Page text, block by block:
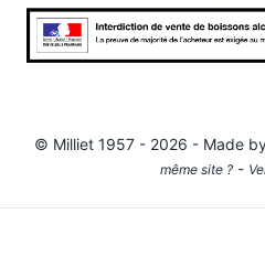
© Milliet1957 - 2026 - Made
même site ?-